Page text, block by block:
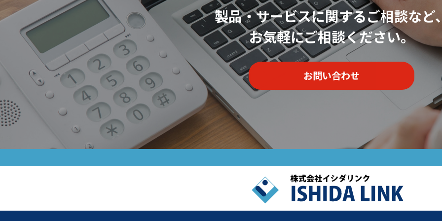
製品・サービスに関するご相談など
お気軽にご相談ください。
お問い合わせ